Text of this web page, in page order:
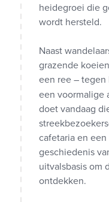
heidegroei die
wordt hersteld.
Naast
grazende
een ree – tegen
een voormalige
doet vandaag
cafetaria en
geschiedenis
uitvalsbasis om
ontdekken.